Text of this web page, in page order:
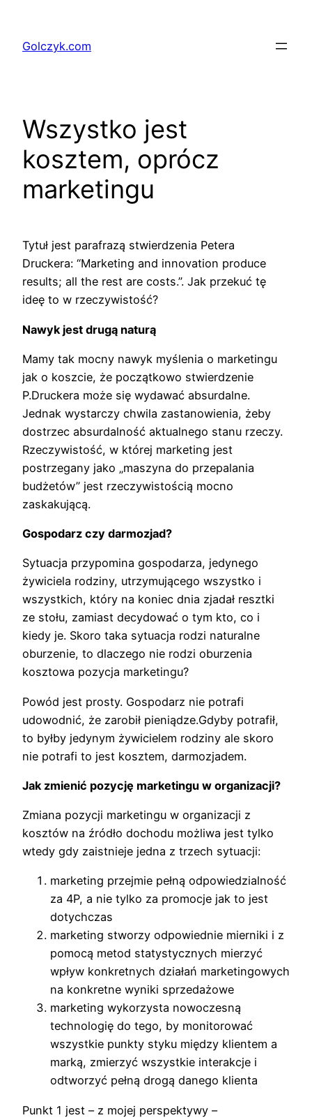
treściGolczyk.com
Wszystko jest
kosztem, oprócz
marketingu
Tytuł jest parafrazą stwierdzenia Petera
Druckera: “Marketing and innovation produce
results; all the rest are costs.”. Jak przekuć tę
ideę to w rzeczywistość?
Nawyk jest drugą naturą
Mamy tak mocny nawyk myślenia o marketingu
jak o koszcie, że początkowo stwierdzenie
P.Druckera może się wydawać absurdalne.
Jednak wystarczy chwila zastanowienia, żeby
dostrzec absurdalność aktualnego stanu rzeczy.
Rzeczywistość, w której marketing jest
postrzegany jako „maszyna do przepalania
budżetów” jest rzeczywistością mocno
zaskakującą.
Gospodarz czy darmozjad?
Sytuacja przypomina gospodarza, jedynego
żywiciela rodziny, utrzymującego wszystko i
wszystkich, który na koniec dnia zjadał resztki
ze stołu, zamiast decydować o tym kto, co i
kiedy je. Skoro taka sytuacja rodzi naturalne
oburzenie, to dlaczego nie rodzi oburzenia
kosztowa pozycja marketingu?
Powód jest prosty. Gospodarz nie potrafi
udowodnić, że zarobił pieniądze.Gdyby potrafił,
to byłby jedynym żywicielem rodziny ale skoro
nie potrafi to jest kosztem, darmozjadem.
Jak zmienić pozycję marketingu w organizacji?
Zmiana pozycji marketingu w organizacji z
kosztów na źródło dochodu możliwa jest tylko
wtedy gdy zaistnieje jedna z trzech sytuacji:
marketing przejmie pełną odpowiedzialność
za 4P, a nie tylko za promocje jak to jest
dotychczas
marketing stworzy odpowiednie mierniki i z
pomocą metod statystycznych mierzyć
wpływ konkretnych działań marketingowych
na konkretne wyniki sprzedażowe
marketing wykorzysta nowoczesną
technologię do tego, by monitorować
wszystkie punkty styku między klientem a
marką, zmierzyć wszystkie interakcje i
odtworzyć pełną drogą danego klienta
Punkt 1 jest – z mojej perspektywy –